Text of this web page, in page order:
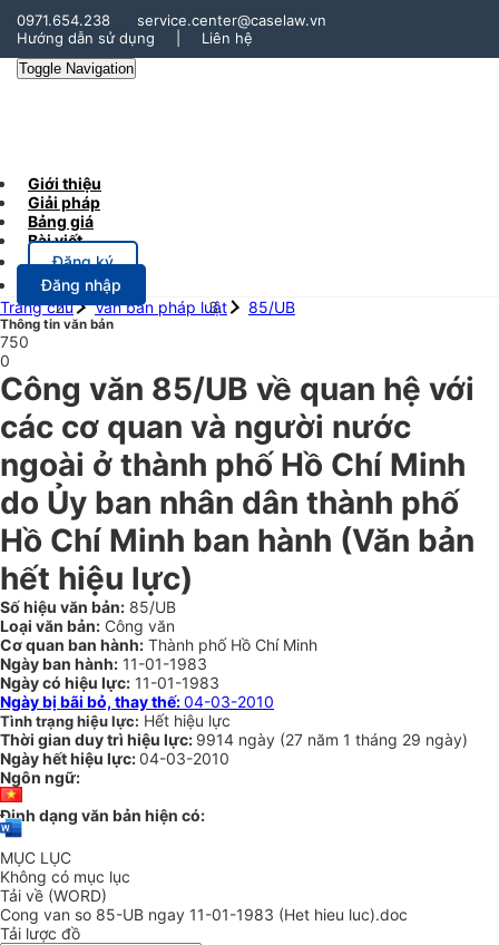
0971.654.238
service.center@caselaw.vn
Hướng dẫn sử dụng
Liên hệ
Toggle Navigation
Giới thiệu
Giải pháp
Bảng giá
Bài viết
Đăng ký
Đăng nhập
Trang chủ
Văn bản pháp luật 85/UB
Thông tin văn bản
750
0
Công văn 85/UB về quan hệ với
các cơ quan và người nước
ngoài ở thành phố Hồ Chí Minh
do Ủy ban nhân dân thành phố
Hồ Chí Minh ban hành (Văn bản
hết hiệu lực)
Số hiệu văn bản: 85/UB
Loại văn bản: Công văn
Cơ quan ban hành: Thành phố Hồ Chí Minh
Ngày ban hành: 11-01-1983
Ngày có hiệu lực: 11-01-1983
Ngày bị bãi bỏ, thay thế:04-03-2010
Tình trạng hiệu lực: Hết hiệu lực
Thời gian duy trì hiệu lực: 9914 ngày (27 năm 1 tháng 29 ngày)
Ngày hết hiệu lực:04-03-2010
Ngôn ngữ:
Định dạng văn bản hiện có:
MỤC LỤC
Không có mục lục
Tải về (WORD)
Cong van so 85-UB ngay 11-01-1983 (Het hieu luc).doc
Tải lược đồ